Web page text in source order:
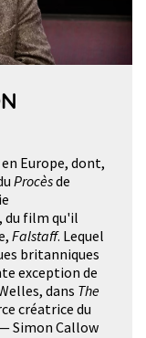
Europe, dont,
Procèsde
du film qu'il
Falstaff. Lequel
britanniques
exception de
dans The
créatrice du
Simon Callow